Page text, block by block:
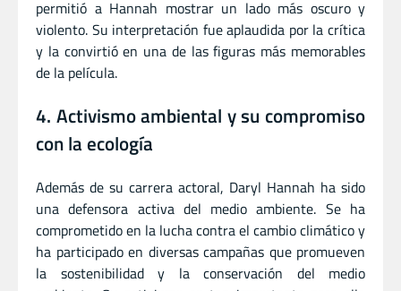
permitió a Hannah mostrar un lado más oscuro y
violento. Su interpretación fue aplaudida por la crítica
y la convirtió en una de las figuras más memorables
de la película.
4. Activismo ambiental y su compromiso
con la ecología
Además de su carrera actoral, Daryl Hannah ha sido
una defensora activa del medio ambiente. Se ha
comprometido en la lucha contra el cambio climático y
ha participado en diversas campañas que promueven
la sostenibilidad y la conservación del medio